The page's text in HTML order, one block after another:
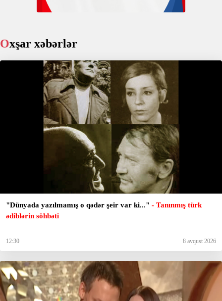
Oxşar xəbərlər
"Dünyada yazılmamış o qədər şeir var ki..." - Tanınmış türk
ədiblərin söhbəti
12:30 8 avqust 2026